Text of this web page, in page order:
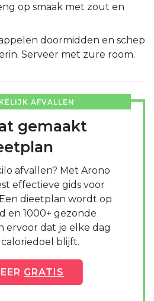
op smaak met zout en
doormidden en schep
Serveer met zure room.
AFVALLEN
gemaakt
afvallen? Met Arono
effectieve gids voor
dieetplan wordt op
en 1000+ gezonde
ervoor dat je elke dag
blijft.
GRATIS